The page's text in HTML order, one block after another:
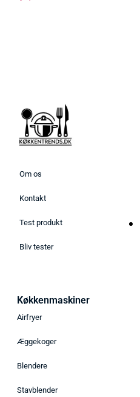
Om os
Kontakt
Test produkt
Bliv tester
Bedste Ismaskine 2026
Køkkenmaskiner
Airfryer
Æggekoger
Blendere
Stavblender